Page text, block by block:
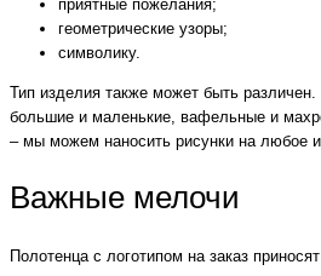
приятные пожелания;
геометрические узоры;
символику.
Тип изделия также может быть
большие и маленькие, вафельные и
– мы можем наносить рисунки на любое
Важные мелочи
Полотенца с логотипом на заказ